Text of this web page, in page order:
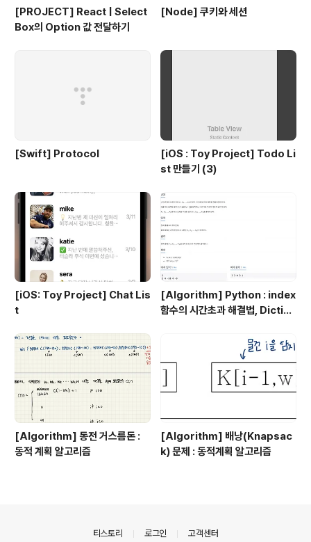
[PROJECT] React | Select
Box의 Option 값 전달하기
[Node] 쿠키와 세션
[Swift] Protocol
[iOS : Toy Project] Todo Li
st 만들기 (3)
[iOS: Toy Project] Chat Lis
t
[Algorithm] Python : index
함수의 시간초과 해결법, Diction
[Algorithm] 동전 거스름돈 :
동적 계획 알고리즘
[Algorithm] 배낭(Knapsac
k) 문제 : 동적계획 알고리즘
티스토리 로그인 고객센터